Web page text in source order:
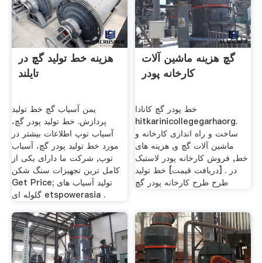
هزینه خط تولید گچ در
تایلند
یمن آسیاب گچ خط تولید
پردازش. خط تولید پودر گچ،
آسیاب توپ اطلاعات بیشتر در
مورد خط تولید پودر گچ، آسیاب
توپ, شرکت ما دارای یکی از
کامل ترین تجهیزات سنگ شکن
Get Price; تولید آسیاب های
گلوله ای etspowerasia .
گچ هزینه ماشین آلات
کارخانه پودر
خط پودر گچ کانادا
hitkarinicollegegarhaorg.
ساخت و راه اندازی کارخانه و
ماشین آلات گچ و, هزینه های
خط, فروش کارخانه پودر لاستیک
در . [دریافت قیمت] خط تولید
طرح طرح کارخانه پودر گچ